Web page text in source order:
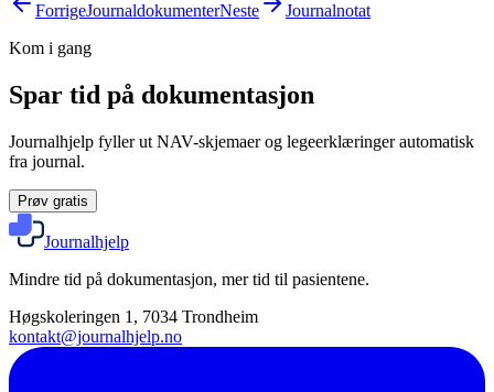
ForrigeJournaldokumenterNeste
Journalnotat
Kom i gang
Spar tid på dokumentasjon
Journalhjelp fyller ut NAV-skjemaer og legeerklæringer automatisk
fra journal.
Prøv gratis
Journalhjelp
Mindre tid på dokumentasjon, mer tid til pasientene.
Høgskoleringen 1, 7034 Trondheim
kontakt@journalhjelp.no